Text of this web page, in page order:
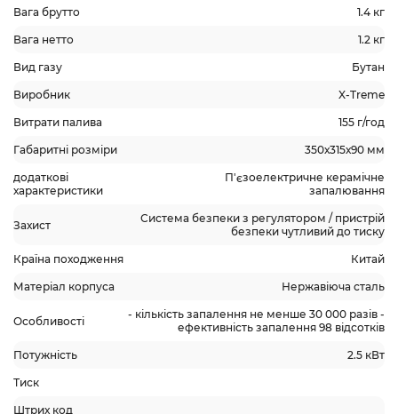
Вага брутто 1.4 кг
Вага нетто 1.2 кг
Вид газу Бутан
Виробник X-Treme
Витрати палива 155 г/год
Габаритні розміри 350х315х90 мм
додаткові
характеристики
П'єзоелектричне керамічне
запалювання
Захист
Система безпеки з регулятором / пристрій
безпеки чутливий до тиску
Країна походження Китай
Матеріал корпуса Нержавіюча сталь
Особливості
- кількість запалення не менше 30 000 разів -
ефективність запалення 98 відсотків
Потужність 2.5 кВт
Тиск
Штрих код